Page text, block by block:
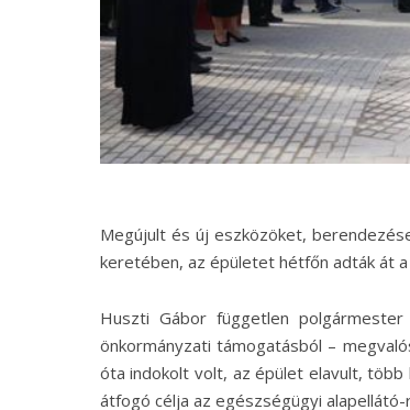
Megújult és új eszközöket,
keretében, az épületet hétfőn adták át
Huszti Gábor független
önkormányzati támogatásból –
óta indokolt volt, az épület elavult,
átfogó célja az egészségügyi